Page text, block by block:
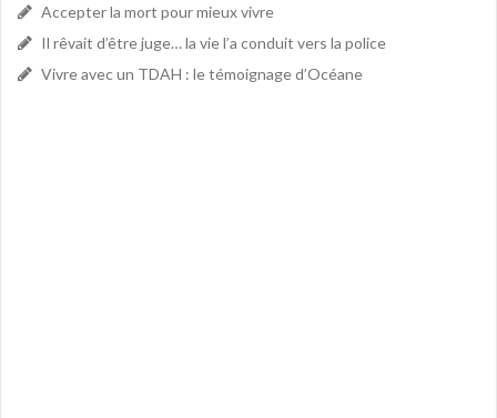
Accepter la mort pour mieux vivre
Il rêvait d’être juge… la vie l’a conduit vers la police
Vivre avec un TDAH : le témoignage d’Océane